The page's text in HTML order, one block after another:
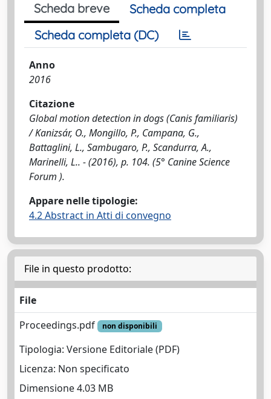
Scheda breve
Scheda completa
Scheda completa (DC)
Anno
2016
Citazione
Global motion detection in dogs (Canis familiaris)
/ Kanizsár, O., Mongillo, P., Campana, G.,
Battaglini, L., Sambugaro, P., Scandurra, A.,
Marinelli, L.. - (2016), p. 104. (5° Canine Science
Forum ).
Appare nelle tipologie:
4.2 Abstract in Atti di convegno
File in questo prodotto:
File
Proceedings.pdf
non disponibili
Tipologia: Versione Editoriale (PDF)
Licenza: Non specificato
Dimensione 4.03 MB